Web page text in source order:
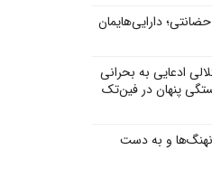
دارایی‌هایمان
ادعایی به بحرانی
پنهان در فین‌تک
نهنگ‌ها و به دست